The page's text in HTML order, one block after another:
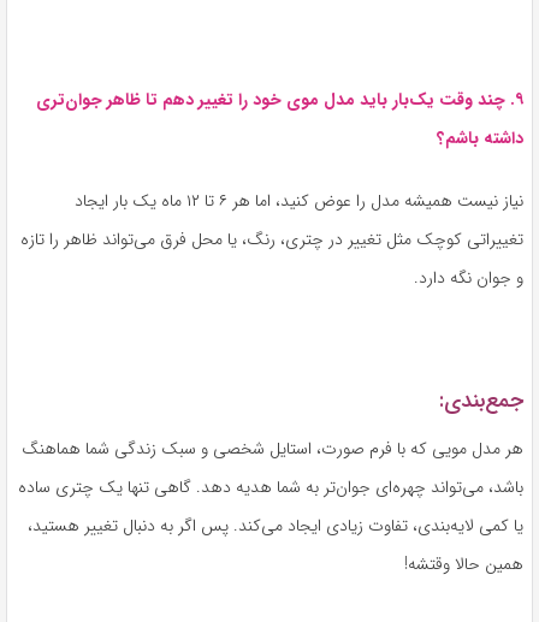
۹. چند وقت یک‌بار باید مدل موی خود را تغییر دهم تا ظاهر جوان‌تری
داشته باشم؟
نیاز نیست همیشه مدل را عوض کنید، اما هر ۶ تا ۱۲ ماه یک بار ایجاد
تغییراتی کوچک مثل تغییر در چتری، رنگ، یا محل فرق می‌تواند ظاهر را تازه
و جوان نگه دارد.
جمع‌بندی:
هر مدل مویی که با فرم صورت، استایل شخصی و سبک زندگی شما هماهنگ
باشد، می‌تواند چهره‌ای جوان‌تر به شما هدیه دهد. گاهی تنها یک چتری ساده
یا کمی لایه‌بندی، تفاوت زیادی ایجاد می‌کند. پس اگر به دنبال تغییر هستید،
همین حالا وقتشه!